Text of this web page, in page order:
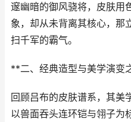
邃幽暗的御风骁将，皮肤用
象，却从未背离其核心，那
扫千军的霸气。
**二、经典造型与美学演变
回顾吕布的皮肤谱系，其美
以兽面吞头连环铠与翎子为